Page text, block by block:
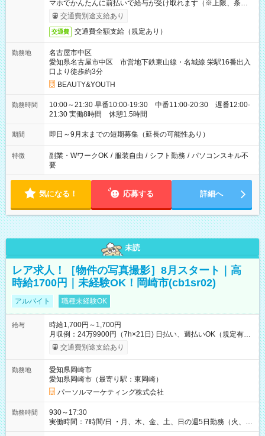
マホでかんたんに前払いで給与が受け取れます（※上限、条件
あり）交通費別途支給あり
交通費 交通費全額支給（規定あり）
勤務地
名古屋市中区
愛知県名古屋市中区 市営地下鉄東山線・名城線 栄駅16番出入
口より徒歩約3分
BEAUTY&YOUTH
勤務時間
10:00～21:30 早番10:00-19:30 中番11:00-20:30 遅番12:00-
21:30 実働8時間 休憩1.5時間
期間 即日～9月末までの短期募集（延長の可能性あり）
特徴 副業・WワークOK / 服装自由 / シフト勤務 / パソコンスキル不
要
気になる！ 応募する 詳細へ
未読
レア求人！［物件の写真撮影］8月スタート｜高
時給1700円｜未経験OK！岡崎市(cb1sr02)
アルバイト 職種未経験OK
給与
時給1,700円～1,700円
月収例：24万9900円（7h×21日) 日払い、週払いOK（規定有
り） 【試用期間】試用期間なし
交通費別途支給あり
勤務地
愛知県岡崎市
愛知県岡崎市（最寄り駅：東岡崎）
パーソルマーケティング株式会社
勤務時間
930～17:30
実働時間：7時間/日 ・月、木、金、土、日の週5日勤務（火、水
は固定休です／夏季、年末年始等、長期休暇有り！） ・ワンシ